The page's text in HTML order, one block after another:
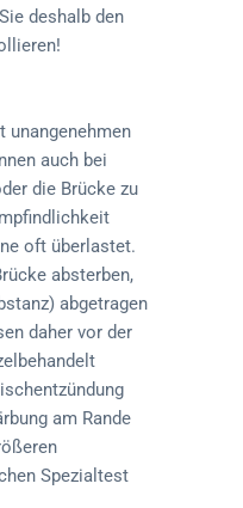
deshalb den
unangenehmen
auch bei
die Brücke zu
oft überlastet.
absterben,
abgetragen
daher vor der
am Rande
Spezialtest